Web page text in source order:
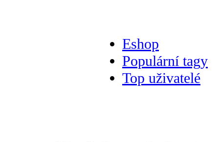
Eshop
Populární tagy
Top uživatelé